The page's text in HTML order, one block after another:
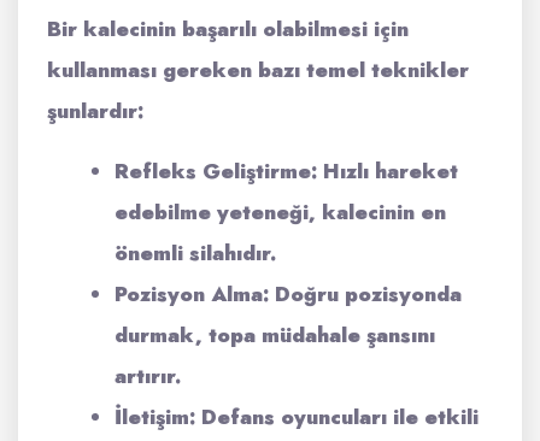
Bir kalecinin başarılı olabilmesi için
kullanması gereken bazı temel teknikler
şunlardır:
Refleks Geliştirme: Hızlı hareket
edebilme yeteneği, kalecinin en
önemli silahıdır.
Pozisyon Alma: Doğru pozisyonda
durmak, topa müdahale şansını
artırır.
İletişim: Defans oyuncuları ile etkili